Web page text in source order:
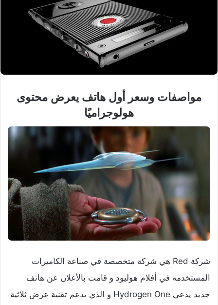
مواصفات وسعر أول هاتف يعرض محتوى
هولوجراميًا
شركة Red هي شركة متخصصة في صناعة الكاميرات
المستخدمة في أفلام هوليود و قامت بالأعلان عن هاتف
جديد يدعي Hydrogen One و الذي يدعم تقنية عرض ثلاثية